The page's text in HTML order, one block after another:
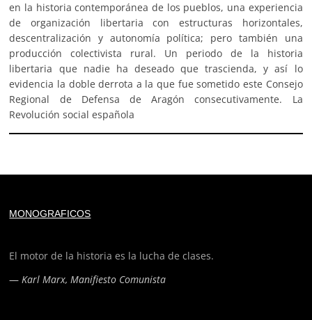
en la historia contemporánea de los pueblos, una experiencia
de organización libertaria con estructuras horizontales,
descentralización y autonomía política; pero también una
producción colectivista rural. Un periodo de la historia
libertaria que nadie ha deseado que trascienda, y así lo
evidencia la doble derrota a la que fue sometido este Consejo
Regional de Defensa de Aragón consecutivamente. La
Revolución social española
MONOGRAFICOS
El motor de la historia es la lucha de clases.
—Karl Marx, Manifiesto Comunista
of type string is deprecated in
rgpd/lib/vendor/Mustache/Tokenizer.php
Deprecated: trim(): Passing null to parameter #1 ($string)